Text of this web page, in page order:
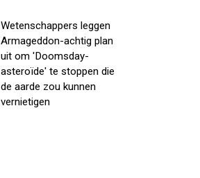
Wetenschappers leggen
Armageddon-achtig plan
uit om 'Doomsday-
asteroïde' te stoppen die
de aarde zou kunnen
vernietigen